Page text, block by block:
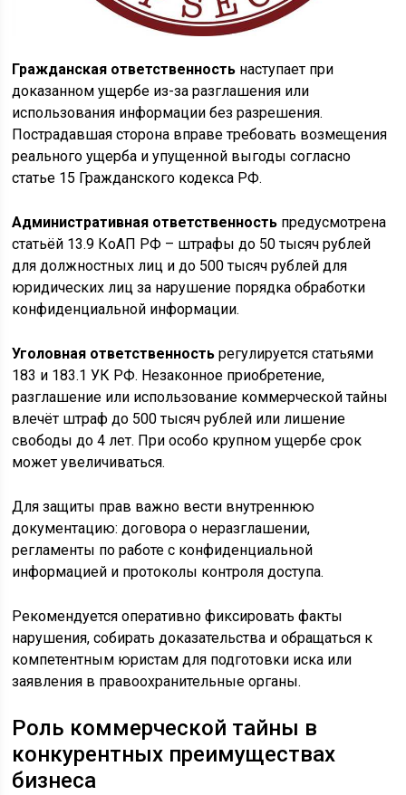
Гражданская ответственность наступает при
доказанном ущербе из-за разглашения или
использования информации без разрешения.
Пострадавшая сторона вправе требовать возмещения
реального ущерба и упущенной выгоды согласно
статье 15 Гражданского кодекса РФ.
Административная ответственность предусмотрена
статьёй 13.9 КоАП РФ – штрафы до 50 тысяч рублей
для должностных лиц и до 500 тысяч рублей для
юридических лиц за нарушение порядка обработки
конфиденциальной информации.
Уголовная ответственность регулируется статьями
183 и 183.1 УК РФ. Незаконное приобретение,
разглашение или использование коммерческой тайны
влечёт штраф до 500 тысяч рублей или лишение
свободы до 4 лет. При особо крупном ущербе срок
может увеличиваться.
Для защиты прав важно вести внутреннюю
документацию: договора о неразглашении,
регламенты по работе с конфиденциальной
информацией и протоколы контроля доступа.
Рекомендуется оперативно фиксировать факты
нарушения, собирать доказательства и обращаться к
компетентным юристам для подготовки иска или
заявления в правоохранительные органы.
Роль коммерческой тайны в
конкурентных преимуществах
бизнеса